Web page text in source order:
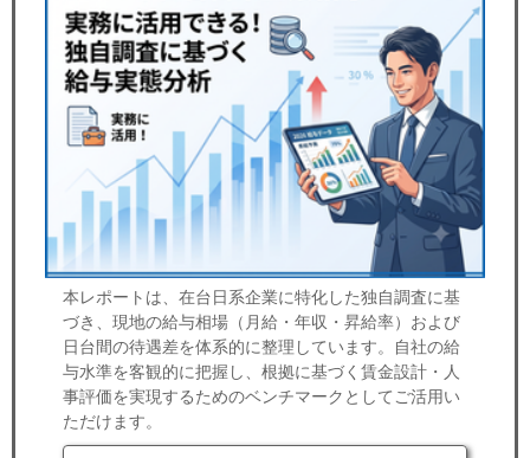
本レポートは、在台日系企業に特化した独自調査に基
づき、現地の給与相場（月給・年収・昇給率）および
日台間の待遇差を体系的に整理しています。自社の給
与水準を客観的に把握し、根拠に基づく賃金設計・人
事評価を実現するためのベンチマークとしてご活用い
ただけます。